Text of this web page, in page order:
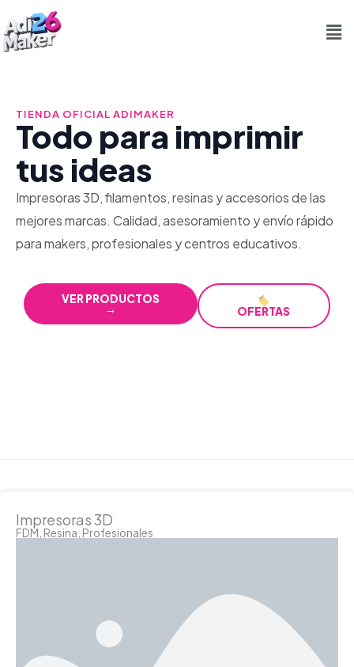
al
contenido
TIENDA OFICIAL ADIMAKER
Todo para imprimir
tus ideas
Impresoras 3D, filamentos, resinas y accesorios de las
mejores marcas. Calidad, asesoramiento y envío rápido
para makers, profesionales y centros educativos.
VER PRODUCTOS
→ OFERTAS
Impresoras 3D
FDM, Resina, Profesionales